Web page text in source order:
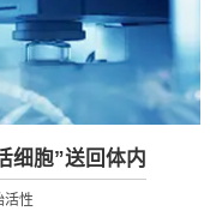
细胞”送回体内
活性